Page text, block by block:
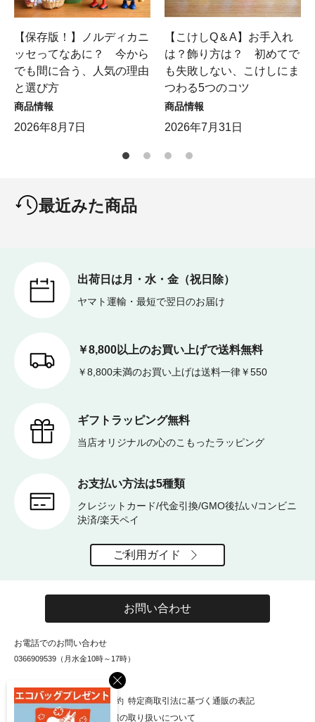
×
【保存版！】ノルディカニ
ッセってなあに？ 今から
でも間に合う、人気の理由
と選び方
商品情報
2026年8月7日
【こけしQ＆A】お手入れ
は？飾り方は？ 初めてで
も失敗しない、こけしにま
つわる5つのコツ
商品情報
2026年7月31日
最近みた商品
出荷日は月・水・金（祝日除）
ヤマト運輸・最短で翌日のお届け
￥8,800以上のお買い上げで送料無料
￥8,800未満のお買い上げは送料一律￥550
ギフトラッピング無料
当店オリジナルの心のこもったラッピング
お支払い方法は5種類
クレジットカード/代金引換/GMO後払い/コンビニ
決済/楽天ペイ
ご利用ガイド
お問い合わせ
お電話でのお問い合わせ
0366909539（月水金10時～17時）
お知らせ 会社概要 利用規約 特定商取引法に基づく通販の表記
個人情報保護方針 個人情報の取り扱いについて